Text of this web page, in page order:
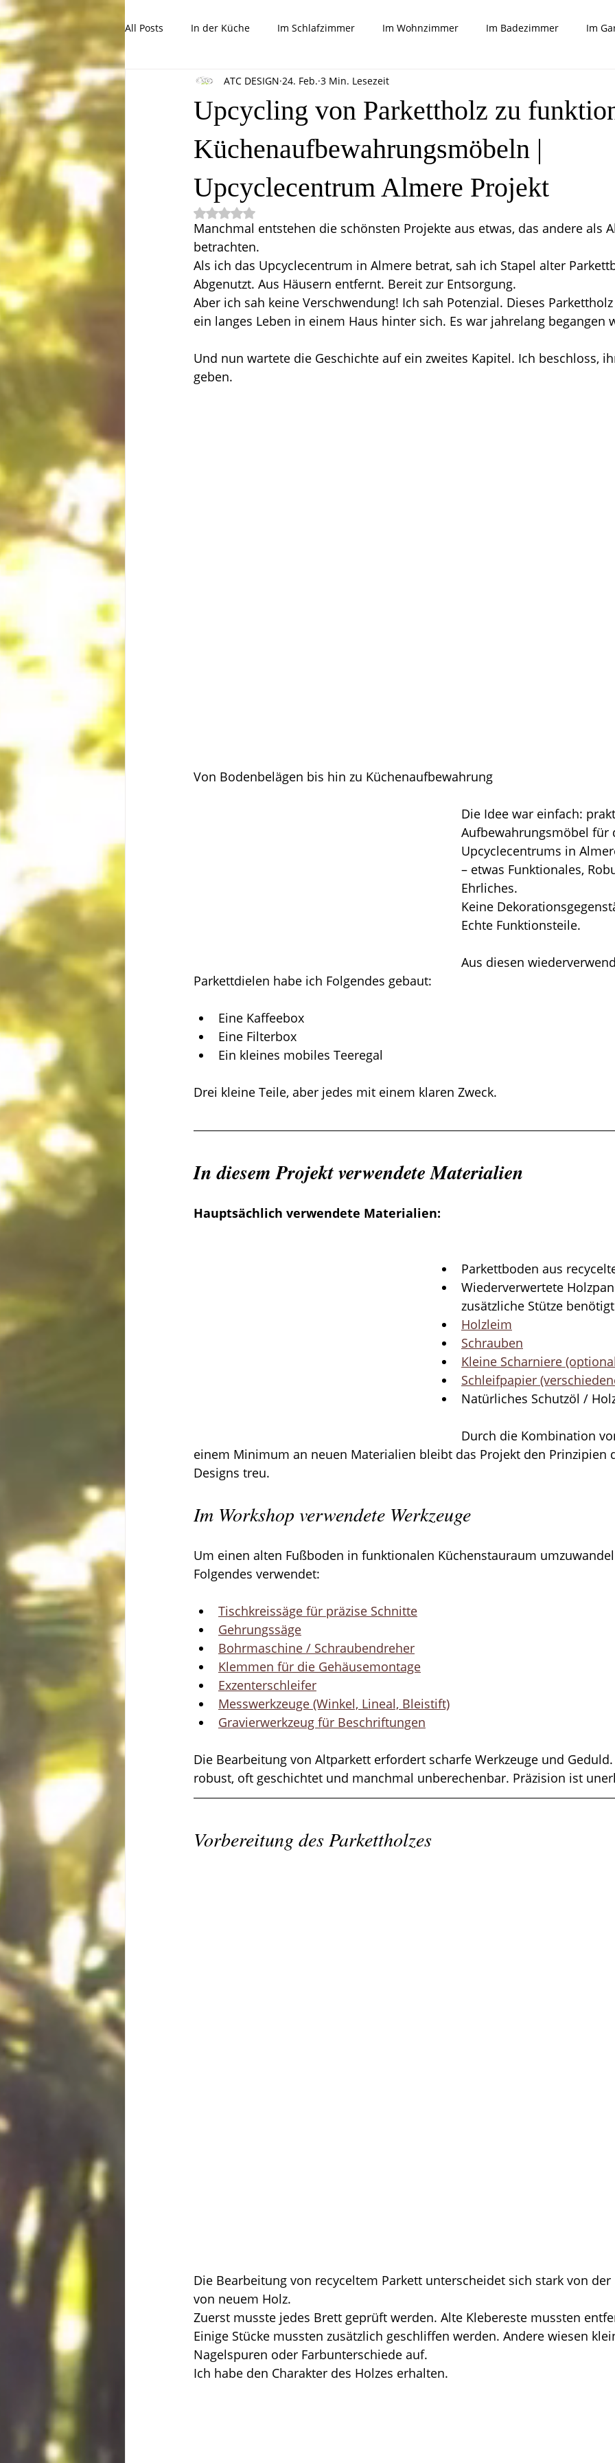
All Posts In der Küche Im Schlafzimmer Im Wohnzimmer Im Badezimmer Im
Tolle Kinderprojekte Tipps, Tricks und mehr
Upcycling von Parkettholz zu
Küchenaufbewahrungsmöbeln |
Upcyclecentrum Almere Projekt
ATC DESIGN 24. Feb. 3 Min. Lesezeit
Mit NaN von 5 Sternen bewertet.
Manchmal entstehen die schönsten Projekte aus etwas, das andere als
betrachten.
Als ich das Upcyclecentrum in Almere betrat, sah ich Stapel alter
Abgenutzt. Aus Häusern entfernt. Bereit zur Entsorgung.
Aber ich sah keine Verschwendung! Ich sah Potenzial. Dieses
ein langes Leben in einem Haus hinter sich. Es war jahrelang begangen
Und nun wartete die Geschichte auf ein zweites Kapitel. Ich beschloss,
geben.
Von Bodenbelägen bis hin zu Küchenaufbewahrung
Die Idee war einfach:
Aufbewahrungsmöbel für
Upcyclecentrums in
– etwas Funktionales,
Ehrliches.
Keine
Echte Funktionsteile.
Aus diesen
Parkettdielen habe ich Folgendes gebaut:
Eine Kaffeebox
Eine Filterbox
Ein kleines mobiles Teeregal
Drei kleine Teile, aber jedes mit einem klaren Zweck.
In diesem Projekt verwendete Materialien
Hauptsächlich verwendete Materialien:
Parkettboden aus
Wiederverwertete
zusätzliche Stütze
Holzleim
Schrauben
Kleine Scharniere
Schleifpapier
Natürliches Schutzöl /
Durch die Kombination
einem Minimum an neuen Materialien bleibt das Projekt den Prinzipien
Designs treu.
Im Workshop verwendete Werkzeuge
Um einen alten Fußboden in funktionalen Küchenstauraum
Folgendes verwendet:
Tischkreissäge für präzise Schnitte
Gehrungssäge
Bohrmaschine / Schraubendreher
Klemmen für die Gehäusemontage
Exzenterschleifer
Messwerkzeuge (Winkel, Lineal, Bleistift)
Gravierwerkzeug für Beschriftungen
Die Bearbeitung von Altparkett erfordert scharfe Werkzeuge und
robust, oft geschichtet und manchmal unberechenbar. Präzision ist
Vorbereitung des Parkettholzes
Die Bearbeitung von recyceltem Parkett unterscheidet sich stark von
von neuem Holz.
Zuerst musste jedes Brett geprüft werden. Alte Klebereste mussten
Einige Stücke mussten zusätzlich geschliffen werden. Andere wiesen
Nagelspuren oder Farbunterschiede auf.
Ich habe den Charakter des Holzes erhalten.